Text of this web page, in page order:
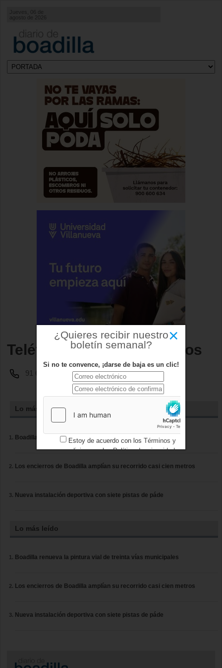
agosto de 2026
Teléfono Servicios técnicos
91 634 93 00 ext. 358/359
Lo más leído
Boadilla renueva la pintura vial de treinta vías municipales
Los encierros de Boadilla amplían su recorrido casi cien metros
Nueva instalación deportiva con siete pistas de páde
Lo más leído
Boadilla renueva la pintura vial de treinta vías municipales
Los encierros de Boadilla amplían su recorrido casi cien metros
Nueva instalación deportiva con siete pistas de páde
×
¿Quieres recibir nuestro
boletín semanal?
Si no te convence, ¡darse de baja es un clic!
Estoy de acuerdo con los Términos y
condicionesy losPolítica de privacidad